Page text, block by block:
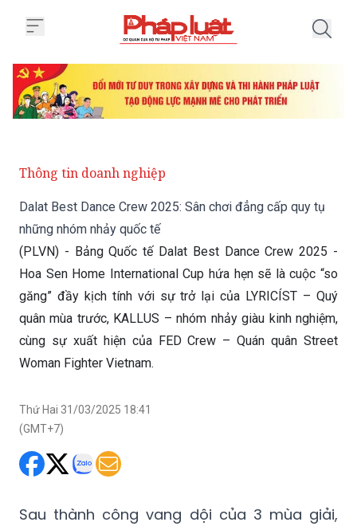
Thông tin doanh nghiệp
Dalat Best Dance Crew 2025: Sân chơi đẳng cấp quy tụ
những nhóm nhảy quốc tế
(PLVN) - Bảng Quốc tế Dalat Best Dance Crew 2025 -
Hoa Sen Home International Cup hứa hẹn sẽ là cuộc “so
găng” đầy kịch tính với sự trở lại của LYRICÍST – Quý
quân mùa trước, KALLUS – nhóm nhảy giàu kinh nghiệm,
cùng sự xuất hiện của FED Crew – Quán quân Street
Woman Fighter Vietnam.
Thứ Hai 31/03/2025 18:41
(GMT+7)
Sau thành công vang dội của 3 mùa giải,